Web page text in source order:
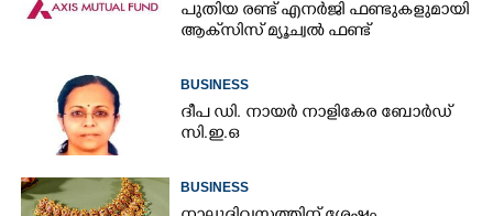
പുതിയ രണ്ട് എനർജി ഫണ്ടുകളുമായി
ആക്‌സിസ് മ്യൂച്വൽ ഫണ്ട്
BUSINESS
ദീപ ഡി. നായർ നാളികേര ബോർഡ്
സി.ഇ.ഒ
BUSINESS